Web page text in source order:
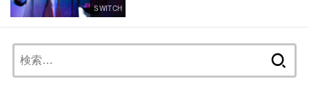
SWITCH